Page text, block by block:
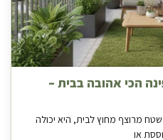
הכי אהובה בבית –
מרוצף מחוץ לבית, היא יכולה
או